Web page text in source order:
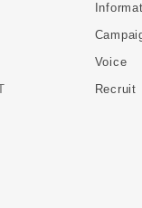
Voice
Recruit